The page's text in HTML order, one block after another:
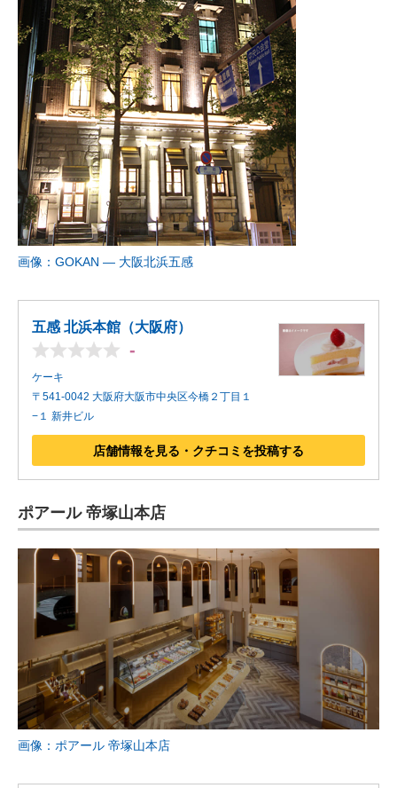
画像：GOKAN ― 大阪北浜五感
五感 北浜本館（大阪府）
-
ケーキ
〒541-0042 大阪府大阪市中央区今橋２丁目１
−１ 新井ビル
店舗情報を見る・クチコミを投稿する
ポアール 帝塚山本店
画像：ポアール 帝塚山本店